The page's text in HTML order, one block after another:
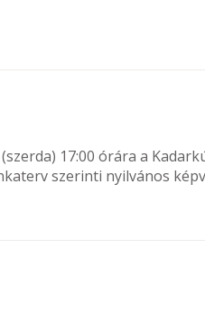
17:00 órára a
szerinti nyilvános